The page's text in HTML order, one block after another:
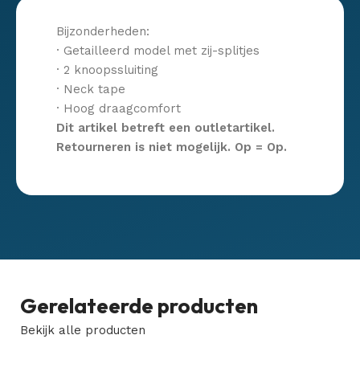
Bijzonderheden:
· Getailleerd model met zij-splitjes
· 2 knoopssluiting
· Neck tape
· Hoog draagcomfort
Dit artikel betreft een outletartikel.
Retourneren is niet mogelijk. Op = Op.
Gerelateerde producten
Bekijk alle producten